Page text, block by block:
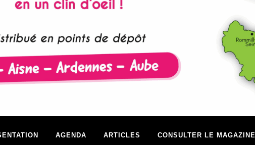
AGENDA ARTICLES CONSULTER LE MAGAZINE